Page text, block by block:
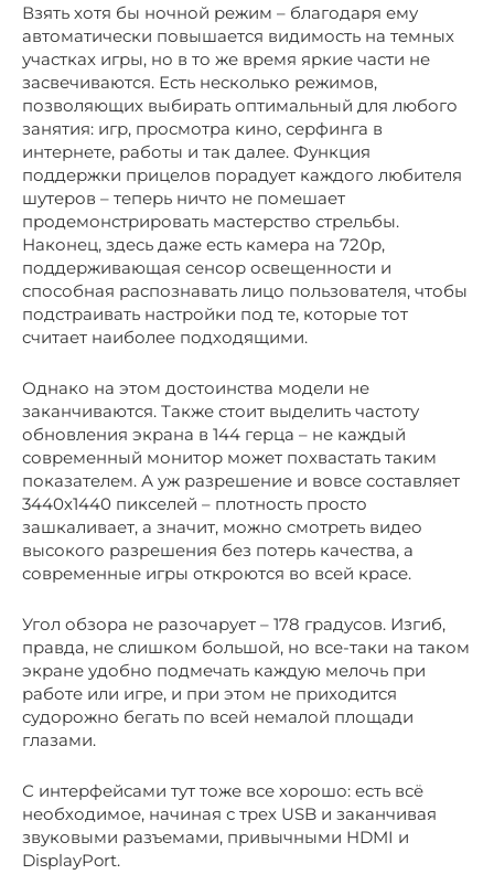
Взять хотя бы ночной режим – благодаря ему
автоматически повышается видимость на темных
участках игры, но в то же время яркие части не
засвечиваются. Есть несколько режимов,
позволяющих выбирать оптимальный для любого
занятия: игр, просмотра кино, серфинга в
интернете, работы и так далее. Функция
поддержки прицелов порадует каждого любителя
шутеров – теперь ничто не помешает
продемонстрировать мастерство стрельбы.
Наконец, здесь даже есть камера на 720р,
поддерживающая сенсор освещенности и
способная распознавать лицо пользователя, чтобы
подстраивать настройки под те, которые тот
считает наиболее подходящими.
Однако на этом достоинства модели не
заканчиваются. Также стоит выделить частоту
обновления экрана в 144 герца – не каждый
современный монитор может похвастать таким
показателем. А уж разрешение и вовсе составляет
3440х1440 пикселей – плотность просто
зашкаливает, а значит, можно смотреть видео
высокого разрешения без потерь качества, а
современные игры откроются во всей красе.
Угол обзора не разочарует – 178 градусов. Изгиб,
правда, не слишком большой, но все-таки на таком
экране удобно подмечать каждую мелочь при
работе или игре, и при этом не приходится
судорожно бегать по всей немалой площади
глазами.
С интерфейсами тут тоже все хорошо: есть всё
необходимое, начиная с трех USB и заканчивая
звуковыми разъемами, привычными HDMI и
DisplayPort.